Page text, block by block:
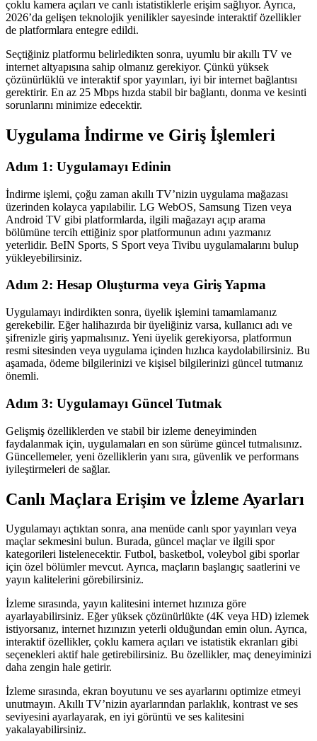
çoklu kamera açıları ve canlı istatistiklerle erişim sağlıyor. Ayrıca,
2026’da gelişen teknolojik yenilikler sayesinde interaktif özellikler
de platformlara entegre edildi.
Seçtiğiniz platformu belirledikten sonra, uyumlu bir akıllı TV ve
internet altyapısına sahip olmanız gerekiyor. Çünkü yüksek
çözünürlüklü ve interaktif spor yayınları, iyi bir internet bağlantısı
gerektirir. En az 25 Mbps hızda stabil bir bağlantı, donma ve kesinti
sorunlarını minimize edecektir.
Uygulama İndirme ve Giriş İşlemleri
Adım 1: Uygulamayı Edinin
İndirme işlemi, çoğu zaman akıllı TV’nizin uygulama mağazası
üzerinden kolayca yapılabilir. LG WebOS, Samsung Tizen veya
Android TV gibi platformlarda, ilgili mağazayı açıp arama
bölümüne tercih ettiğiniz spor platformunun adını yazmanız
yeterlidir. BeIN Sports, S Sport veya Tivibu uygulamalarını bulup
yükleyebilirsiniz.
Adım 2: Hesap Oluşturma veya Giriş Yapma
Uygulamayı indirdikten sonra, üyelik işlemini tamamlamanız
gerekebilir. Eğer halihazırda bir üyeliğiniz varsa, kullanıcı adı ve
şifrenizle giriş yapmalısınız. Yeni üyelik gerekiyorsa, platformun
resmi sitesinden veya uygulama içinden hızlıca kaydolabilirsiniz. Bu
aşamada, ödeme bilgilerinizi ve kişisel bilgilerinizi güncel tutmanız
önemli.
Adım 3: Uygulamayı Güncel Tutmak
Gelişmiş özelliklerden ve stabil bir izleme deneyiminden
faydalanmak için, uygulamaları en son sürüme güncel tutmalısınız.
Güncellemeler, yeni özelliklerin yanı sıra, güvenlik ve performans
iyileştirmeleri de sağlar.
Canlı Maçlara Erişim ve İzleme Ayarları
Uygulamayı açtıktan sonra, ana menüde canlı spor yayınları veya
maçlar sekmesini bulun. Burada, güncel maçlar ve ilgili spor
kategorileri listelenecektir. Futbol, basketbol, voleybol gibi sporlar
için özel bölümler mevcut. Ayrıca, maçların başlangıç saatlerini ve
yayın kalitelerini görebilirsiniz.
İzleme sırasında, yayın kalitesini internet hızınıza göre
ayarlayabilirsiniz. Eğer yüksek çözünürlükte (4K veya HD) izlemek
istiyorsanız, internet hızınızın yeterli olduğundan emin olun. Ayrıca,
interaktif özellikler, çoklu kamera açıları ve istatistik ekranları gibi
seçenekleri aktif hale getirebilirsiniz. Bu özellikler, maç deneyiminizi
daha zengin hale getirir.
İzleme sırasında, ekran boyutunu ve ses ayarlarını optimize etmeyi
unutmayın. Akıllı TV’nizin ayarlarından parlaklık, kontrast ve ses
seviyesini ayarlayarak, en iyi görüntü ve ses kalitesini
yakalayabilirsiniz.